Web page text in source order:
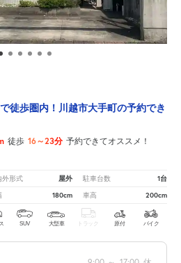
徒歩圏内！川越市大手町の予約でき
徒歩 16～23分 予約できてオススメ！
外形式 屋外 駐車台数 1台
180cm 車高 200cm
SUV 大型車 トラック 原付 バイク